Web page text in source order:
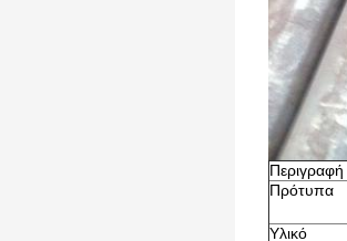
Περιγραφή
Πρότυπα
Υλικό